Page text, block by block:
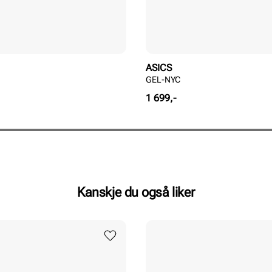
ASICS
GEL-NYC
Pris
1 699,-
Kanskje du også liker